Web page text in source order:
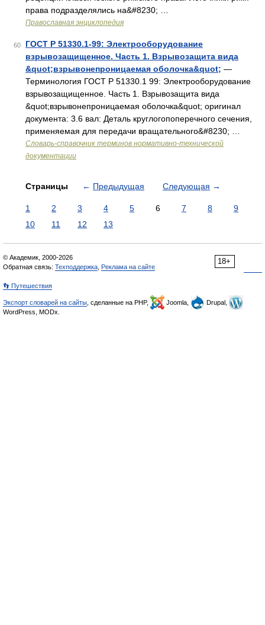
права подразделялись на&#8230; …
Православная энциклопедия
60
ГОСТ Р 51330.1-99: Электрооборудование
взрывозащищенное. Часть 1. Взрывозащита вида
&quot;взрывонепроницаемая оболочка&quot; —
Терминология ГОСТ Р 51330.1 99: Электрооборудование
взрывозащищенное. Часть 1. Взрывозащита вида
&quot;взрывонепроницаемая оболочка&quot; оригинал
документа: 3.6 вал: Деталь круглогопоперечного сечения,
применяемая для передачи вращательного&#8230; …
Словарь-справочник терминов нормативно-технической
документации
Страницы ← Предыдущая Следующая →
1 2 3 4 5 6 7 8
9
10
11 12 13
18+
© Академик, 2000-2026
Обратная связь: Техподдержка Реклама на сайте
👣 Путешествия
Экспорт словарей на сайты , сделанные на PHP, Joomla,
Drupal,
WordPress, MODx.